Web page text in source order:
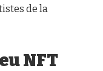
de la
NFT